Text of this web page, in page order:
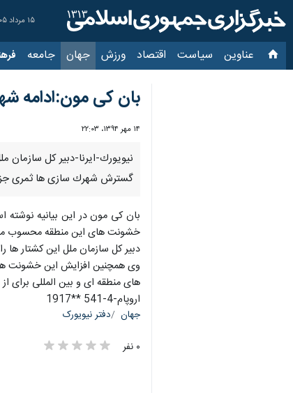
۱۵ مرداد ۱۴۰۵
عناوین‌ سیاست اقتصاد ورزش جهان جامعه فرهنگ
بان كی مون:ادامه
۱۴ مهر ۱۳۹۴، ۲۲:۰۳
نیویورك-ایرنا-دبیر كل
گسترش شهرك سازی ها ثمری
بان كی مون در این بیانیه
خشونت های این منطقه محسوب
دبیر كل سازمان ملل این كشتار
وی همچنین افزایش این خشونت ها
های منطقه ای و بین المللی
اروپام-4-541 **1917
جهان دفتر نیویورک
۰ نفر